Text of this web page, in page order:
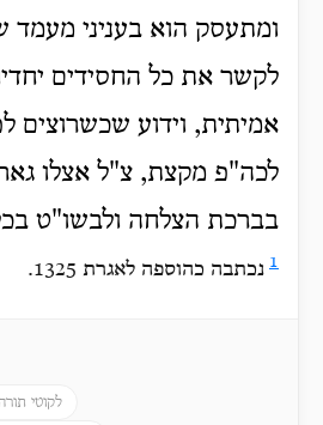
ומתעסק הוא בעניני מעמד
לקשר את כל החסידים
אמיתית, וידוע שכשרוצים
לכה"פ מקצת, צ"ל אצלו
בברכת הצלחה ולבשו"ט
1 נכתבה כהוספה לאגרת 1325.
לקוטי תורה